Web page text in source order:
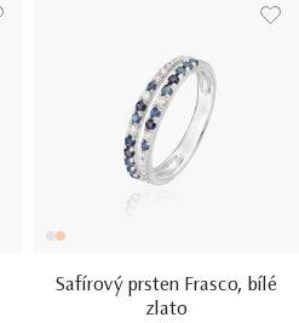
Safírový prsten Frasco, bílé
zlato